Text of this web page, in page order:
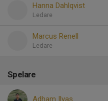
Hanna Dahlqvist
Ledare
Marcus Renell
Ledare
Spelare
Adham Ilyas